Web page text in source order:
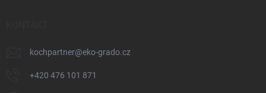
kochpartner@eko-grado.cz
+420 476 101 871